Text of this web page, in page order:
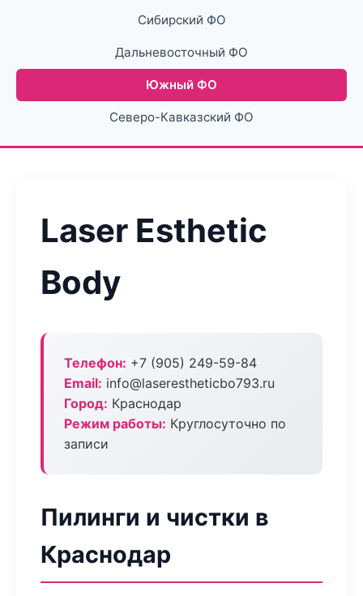
Сибирский ФО
Дальневосточный ФО
Южный ФО
Северо-Кавказский ФО
Laser Esthetic
Body
Телефон: +7 (905) 249-59-84
Email: info@laserestheticbo793.ru
Город: Краснодар
Режим работы: Круглосуточно по
записи
Пилинги и чистки в
Краснодар